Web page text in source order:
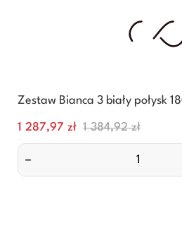
Zestaw Bianca 3 biały połysk
Cena
1 287,97 zł Normalna
cena
1 384,92 zł
–